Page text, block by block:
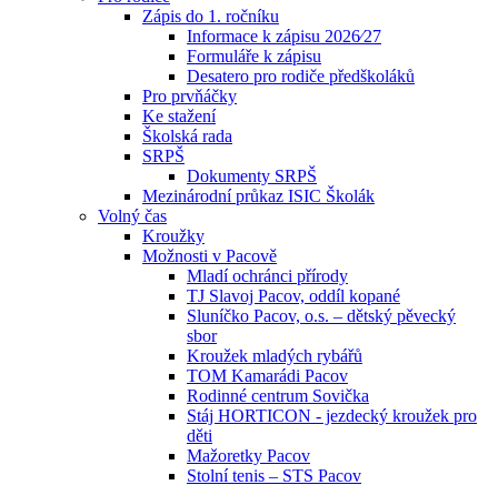
Zápis do 1. ročníku
Informace k zápisu 2026⁄27
Formuláře k zápisu
Desatero pro rodiče předškoláků
Pro prvňáčky
Ke stažení
Školská rada
SRPŠ
Dokumenty SRPŠ
Mezinárodní průkaz ISIC Školák
Volný čas
Kroužky
Možnosti v Pacově
Mladí ochránci přírody
TJ Slavoj Pacov, oddíl kopané
Sluníčko Pacov, o.s. – dětský pěvecký
sbor
Kroužek mladých rybářů
TOM Kamarádi Pacov
Rodinné centrum Sovička
Stáj HORTICON - jezdecký kroužek pro
děti
Mažoretky Pacov
Stolní tenis – STS Pacov